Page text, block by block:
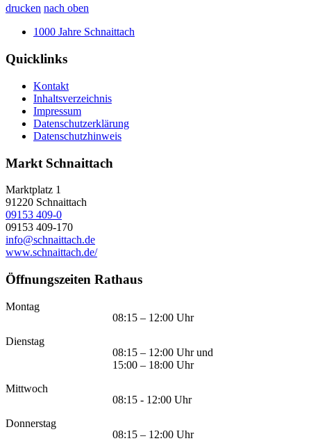
drucken nach oben
1000 Jahre Schnaittach
Quicklinks
Kontakt
Inhaltsverzeichnis
Impressum
Datenschutzerklärung
Datenschutzhinweis
Markt Schnaittach
Marktplatz 1
91220 Schnaittach
09153 409-0
09153 409-170
info@schnaittach.de
www.schnaittach.de/
Öffnungszeiten Rathaus
Montag
08:15 – 12:00 Uhr
Dienstag
08:15 – 12:00 Uhr und
15:00 – 18:00 Uhr
Mittwoch
08:15 - 12:00 Uhr
Donnerstag
08:15 – 12:00 Uhr